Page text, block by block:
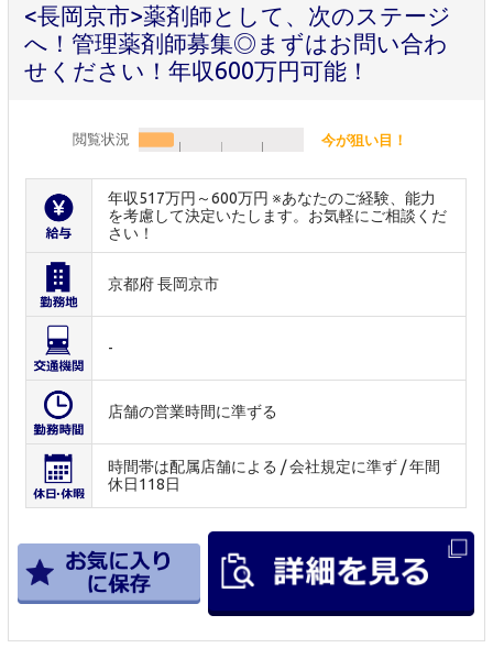
<長岡京市>薬剤師として、次のステージ
へ！管理薬剤師募集◎まずはお問い合わ
せください！年収600万円可能！
閲覧状況 今が狙い目！
年収517万円～600万円 ※あなたのご経験、能力
を考慮して決定いたします。お気軽にご相談くだ
さい！
京都府 長岡京市
-
店舗の営業時間に準ずる
時間帯は配属店舗による / 会社規定に準ず / 年間
休日118日